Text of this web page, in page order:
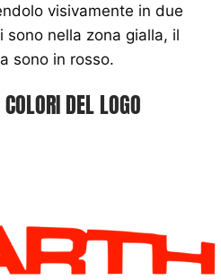
visivamente in due
nella zona gialla, il
sono in rosso.
DEL LOGO